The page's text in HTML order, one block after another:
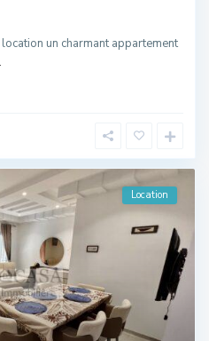
un charmant appartement
Location